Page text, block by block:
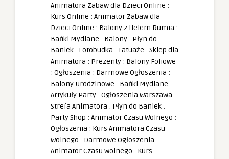
Animatora Zabaw dla Dzieci Online :
Kurs Online : Animator Zabaw dla
Dzieci Online : Balony z Helem Rumia :
Bańki Mydlane : Balony : Płyn do
Baniek : Fotobudka : Tatuaże : Sklep dla
Animatora : Prezenty : Balony Foliowe
: Ogłoszenia : Darmowe Ogłoszenia :
Balony Urodzinowe : Bańki Mydlane :
Artykuły Party : Ogłoszenia Warszawa :
Strefa Animatora : Płyn do Baniek :
Party Shop : Animator Czasu Wolnego :
Ogłoszenia : Kurs Animatora Czasu
Wolnego : Darmowe Ogłoszenia :
Animator Czasu Wolnego : Kurs